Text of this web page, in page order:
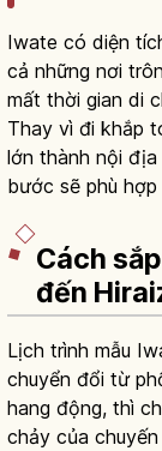
Iwate có diện
cả những nơi
mất thời gian di
Thay vì đi khắp
lớn thành nội
bước sẽ phù hợp
Cách
đến
Lịch trình mẫu
chuyển đổi từ
hang động, thì
chảy của chuyến